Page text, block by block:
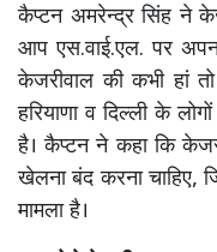
कैप्टन अमरेन्द्र सिंह ने
आप एस.वाई.एल. पर
केजरीवाल की कभी हां
हरियाणा व दिल्ली के
है। कैप्टन ने कहा कि
खेलना बंद करना चाहिए,
मामला है।